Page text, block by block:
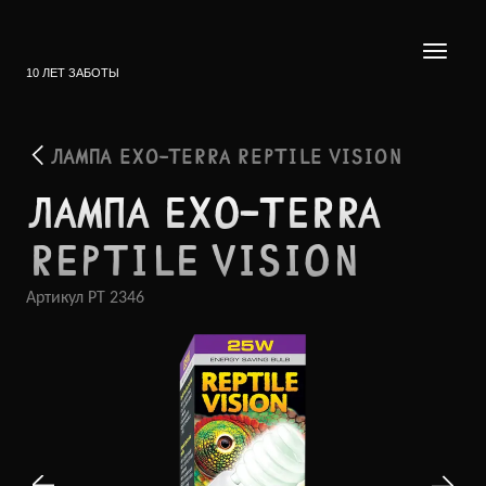
10 ЛЕТ ЗАБОТЫ
ЛАМПА EXO-TERRA REPTILE VISION
ЛАМПА EXO-TERRA
REPTILE VISION
Артикул PT 2346